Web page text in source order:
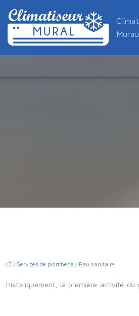
/ Services de plomberie / Eau sanitaire
Historiquement, la première activité du